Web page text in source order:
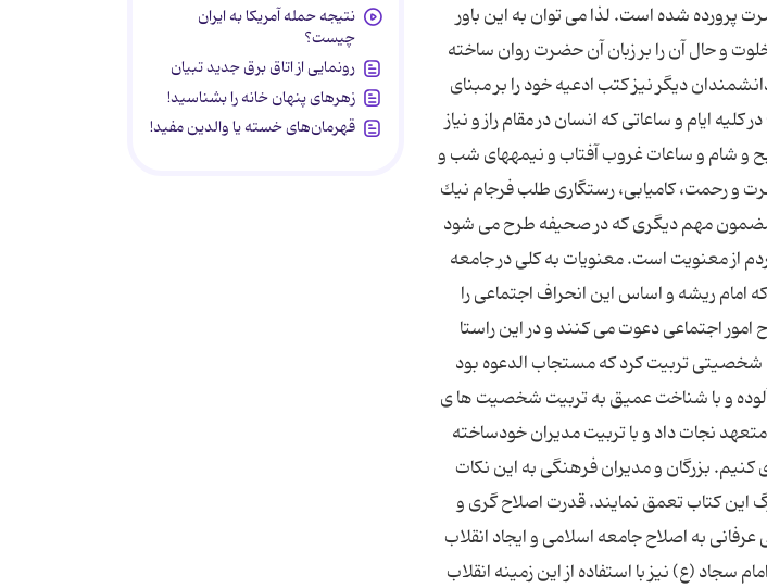
پرورده شده است. لذا می توان به این باور
و حال آن را بر زبان آن حضرت روان ساخته
ديگر نيز كتب ادعيه خود را بر مبناى
ايام و ساعاتى كه انسان در مقام راز و نياز
صبح و شام و ساعات غروب آفتاب و نيمه‏هاى شب و
و رحمت، كاميابى، رستگارى طلب فرجام نيك
مضمون مهم دیگری که در صحیفه طرح می شود
از معنویت است. معنویات به کلی در جامعه
امام ریشه و اساس این انحراف اجتماعی را
امور اجتماعی دعوت می کنند و در این راستا
شخصیتی تربیت کرد که مستجاب الدعوه بود
و با شناخت عمیق به تربیت شخصیت ها ی
نجات داد و با تربیت مدیران خودساخته
بزرگان و مدیران فرهنگی به این نکات
این کتاب تعمق نمایند. قدرت اصلاح گری و
به اصلاح جامعه اسلامی و ایجاد انقلاب
سجاد (ع) نیز با استفاده از این زمینه انقلاب
نتیجه حمله آمریکا به ایران
چیست؟
رونمایی از اتاق برق جدید تبیان
زهرهای پنهان خانه را بشناسید!
قهرمان‌های خسته یا والدین مفید!